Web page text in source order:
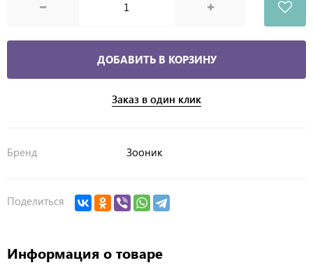
ДОБАВИТЬ В КОРЗИНУ
Заказ в один клик
Бренд Зооник
Поделиться
Информация о товаре